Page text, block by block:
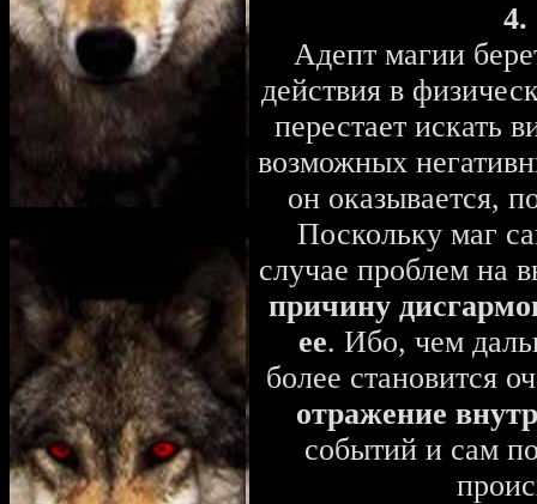
4.
Адепт магии
действия в
перестает искать
возможных
он оказывается,
Поскольку маг
случае проблем на
причину
ее. Ибо, чем
более становится
отражение
событий и сам